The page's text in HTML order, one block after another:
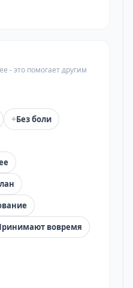
- это помогает другим
+Без боли
вовремя